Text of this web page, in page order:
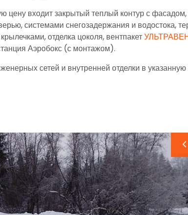
цену входит закрытый теплый контур с
системами снегозадержания и водостока,
отделка цоколя, вентпакет
Аэробокс (с монтажом).
сетей и внутренней отделки в